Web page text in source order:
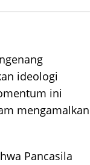
ideologi
ini
mengamalkan
Pancasila